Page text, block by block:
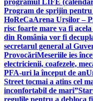
programul LIFE
Program de sprijin
HoReCaArena Urșilor –
risc foarte mare va fi
din România vor fi
secretarul general al
ProvocăriMeseriile ies
electricienii, coafezele,
PFA-uri la început de an
Street tocmai a atins cel
inconfortabil de mari”
regulile pentru a debloca